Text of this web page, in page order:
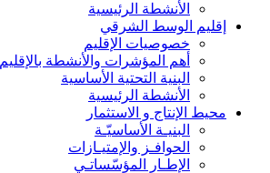
الأنشطة الرئيسية
إقليم الوسط الشرقي
خصوصيات الإقليم
أهم المؤشرات والأنشطة بالإقليم
البنية التحتية الأساسية
الأنشطة الرئيسية
محيط الإنتاج و الاستثمار
البنيـة الأساسيّـة
الحوافـز والإمتيـازات
الإطـار المؤسّساتـي